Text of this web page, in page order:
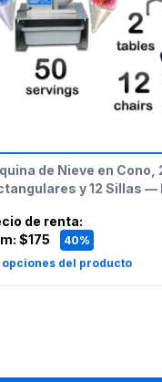
de Nieve en Cono,
y 12 Sillas —
de renta:
$175
40%
opciones del producto